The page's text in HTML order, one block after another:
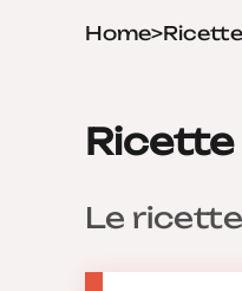
Home>Ricette
Ricette
Le ricette